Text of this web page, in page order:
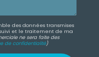
des données transmises
et le traitement de ma
ne sera faite des
de confidentialité)